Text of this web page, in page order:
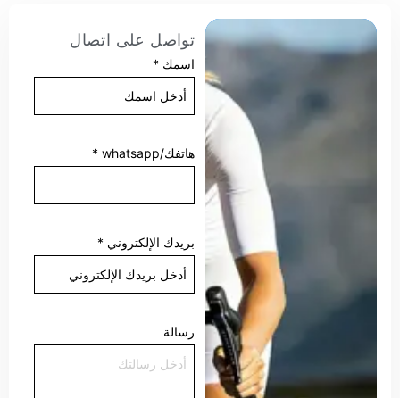
تواصل على اتصال
اسمك *
هاتفك/whatsapp *
بريدك الإلكتروني *
رسالة